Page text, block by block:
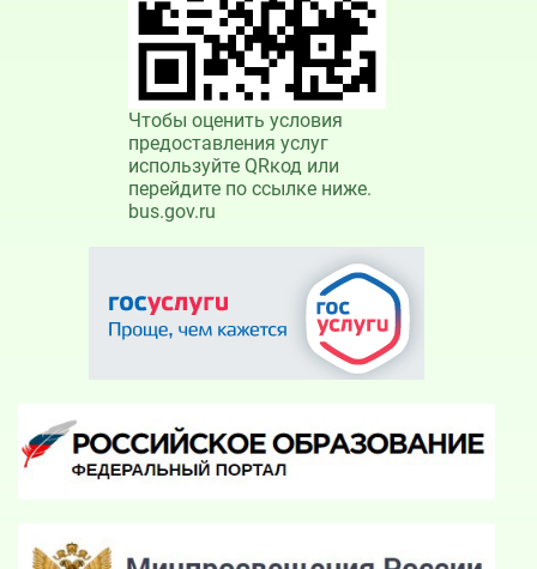
Чтобы оценить условия
предоставления услуг
используйте QRкод или
перейдите по ссылке ниже.
bus.gov.ru